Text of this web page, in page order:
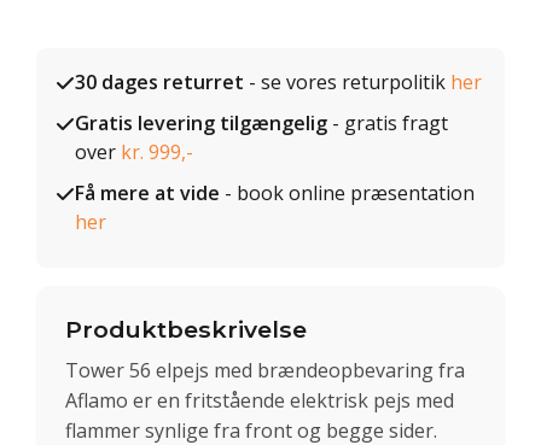
30 dages returret - se vores returpolitik her
Gratis levering tilgængelig - gratis fragt
over kr. 999,-
Få mere at vide - book online præsentation
her
Produktbeskrivelse
Tower 56 elpejs med brændeopbevaring fra
Aflamo er en fritstående elektrisk pejs med
flammer synlige fra front og begge sider.